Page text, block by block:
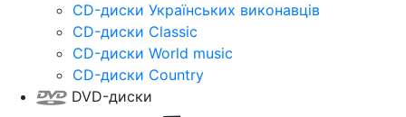
CD-диски Українських виконавців
CD-диски Classic
CD-диски World music
CD-диски Country
DVD-диски